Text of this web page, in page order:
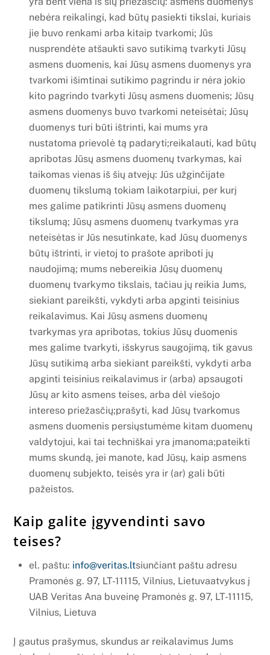
nebėra reikalingi, kad būtų pasiekti tikslai, kuriais
jie buvo renkami arba kitaip tvarkomi; Jūs
nusprendėte atšaukti savo sutikimą tvarkyti Jūsų
asmens duomenis, kai Jūsų asmens duomenys yra
tvarkomi išimtinai sutikimo pagrindu ir nėra jokio
kito pagrindo tvarkyti Jūsų asmens duomenis; Jūsų
asmens duomenys buvo tvarkomi neteisėtai; Jūsų
duomenys turi būti ištrinti, kai mums yra
nustatoma prievolė tą padaryti;reikalauti, kad būtų
apribotas Jūsų asmens duomenų tvarkymas, kai
taikomas vienas iš šių atvejų: Jūs užginčijate
duomenų tikslumą tokiam laikotarpiui, per kurį
mes galime patikrinti Jūsų asmens duomenų
tikslumą; Jūsų asmens duomenų tvarkymas yra
neteisėtas ir Jūs nesutinkate, kad Jūsų duomenys
būtų ištrinti, ir vietoj to prašote apriboti jų
naudojimą; mums nebereikia Jūsų duomenų
duomenų tvarkymo tikslais, tačiau jų reikia Jums,
siekiant pareikšti, vykdyti arba apginti teisinius
reikalavimus. Kai Jūsų asmens duomenų
tvarkymas yra apribotas, tokius Jūsų duomenis
mes galime tvarkyti, išskyrus saugojimą, tik gavus
Jūsų sutikimą arba siekiant pareikšti, vykdyti arba
apginti teisinius reikalavimus ir (arba) apsaugoti
Jūsų ar kito asmens teises, arba dėl viešojo
intereso priežasčių;prašyti, kad Jūsų tvarkomus
asmens duomenis persiųstumėme kitam duomenų
valdytojui, kai tai techniškai yra įmanoma;pateikti
mums skundą, jei manote, kad Jūsų, kaip asmens
duomenų subjekto, teisės yra ir (ar) gali būti
pažeistos.
Kaip galite įgyvendinti savo
teises?
el. paštu: info@veritas.ltsiunčiant paštu adresu
Pramonės g. 97, LT-11115, Vilnius, Lietuvaatvykus į
UAB Veritas Ana buveinę Pramonės g. 97, LT-11115,
Vilnius, Lietuva
Į gautus prašymus, skundus ar reikalavimus Jums